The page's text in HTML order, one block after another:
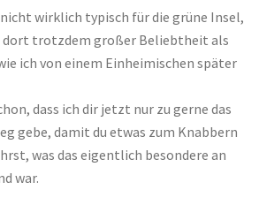
wirklich typisch für die grüne Insel,
dort trotzdem großer Beliebtheit als
wie ich von einem Einheimischen später
dass ich dir jetzt nur zu gerne das
gebe, damit du etwas zum Knabbern
was das eigentlich besondere an
war.